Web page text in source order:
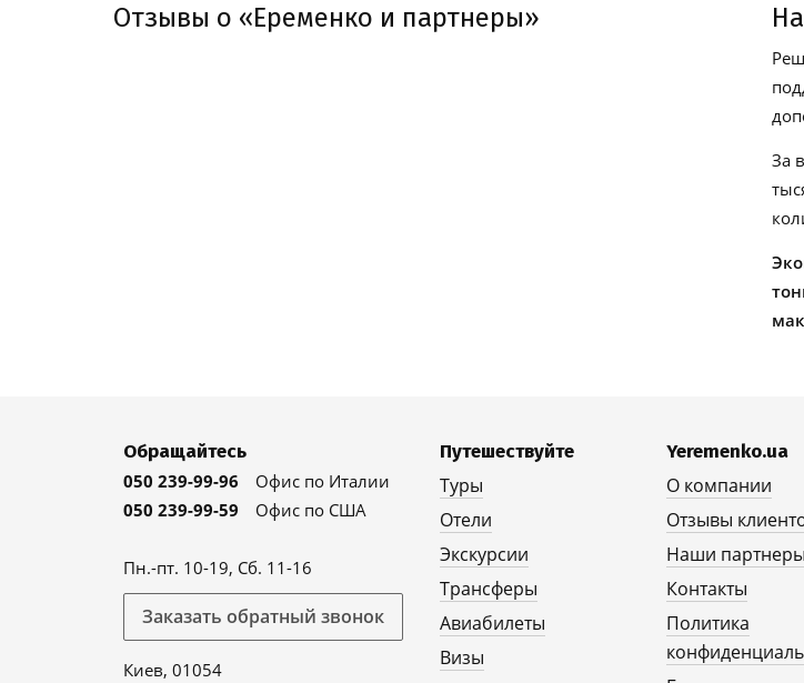
Отзывы о «Еременко и партнеры»
За
Обращайтесь
050 239-99-96
Офис по Италии
050 239-99-59
Офис по США
Пн.-пт. 10-19, Сб. 11-16
Заказать обратный звонок
Киев, 01054
Путешествуйте
Туры
Отели
Экскурсии
Трансферы
Авиабилеты
Визы
Yeremenko.ua
О компании
Отзывы
Наши партнеры
Контакты
Политика